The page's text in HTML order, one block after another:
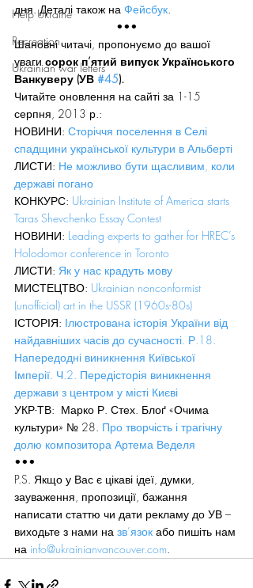
Help Ukraine
Recreation
Ukrainian war letters
дня. Деталі також на Фейсбук.
•••
Шановні читачі, пропонуємо до вашої
уваги сорок п’ятий випуск Українського
Ванкуверу (УВ #45).
Читайте оновлення на сайті за 1-15
серпня, 2013 р.:
НОВИНИ: Сторіччя поселення в Селі
спадщини української культури в Альберті
ЛИСТИ: Не можливо бути щасливим, коли
державі погано
КОНКУРС: Ukrainian Institute of America starts
Taras Shevchenko Essay Contest
НОВИНИ: Leading experts to gather for HREC’s
Holodomor conference in Toronto
ЛИСТИ: Як у нас крадуть мову
МИСТЕЦТВО: Ukrainian nonconformist
(unofficial) art in the USSR (1960s-80s)
ІСТОРІЯ: Ілюстрована історія України від
найдавніших часів до сучасності. Р.18.
Напередодні виникнення Київської
Імперії. Ч.2. Передісторія виникнення
держави з центром у місті Києві
УКР-ТВ:  Марко Р. Стех. Блоґ «Очима
культури» № 28. Про творчість і трагічну
долю композитора Артема Веделя
•••
P.S. Якщо у Вас є цікаві ідеї, думки,
зауваження, пропозиції, бажання
написати статтю чи дати рекламу до УВ –
виходьте з нами на зв’язок або пишіть нам
на info@ukrainianvancouver.com.